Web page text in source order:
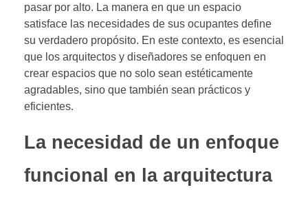
pasar por alto. La manera en que un espacio
satisface las necesidades de sus ocupantes define
su verdadero propósito. En este contexto, es esencial
que los arquitectos y diseñadores se enfoquen en
crear espacios que no solo sean estéticamente
agradables, sino que también sean prácticos y
eficientes.
La necesidad de un enfoque
funcional en la arquitectura